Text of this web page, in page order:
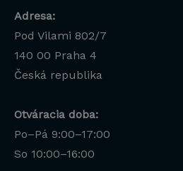
Adresa:
Pod Vilami 802/7
140 00 Praha 4
Česká republika
Otváracia doba:
Po–Pá 9:00–17:00
So 10:00–16:00
Lucia